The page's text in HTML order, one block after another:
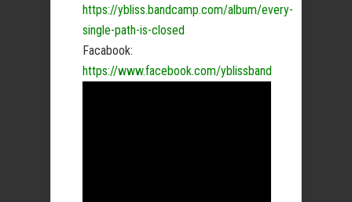
https://ybliss.bandcamp.com/album/every-
single-path-is-closed
Facabook:
https://www.facebook.com/yblissband